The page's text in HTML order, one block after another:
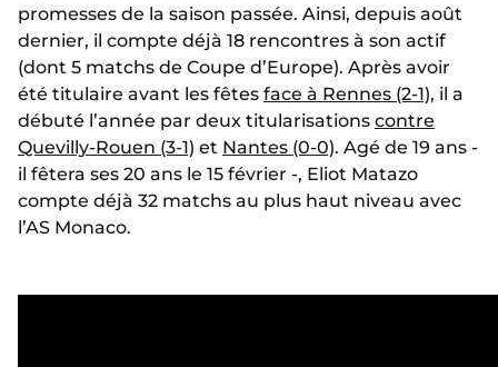
promesses de la saison passée. Ainsi, depuis août
dernier, il compte déjà 18 rencontres à son actif
(dont 5 matchs de Coupe d’Europe). Après avoir
été titulaire avant les fêtes face à Rennes (2-1), il a
débuté l’année par deux titularisations contre
Quevilly-Rouen (3-1) et Nantes (0-0). Agé de 19 ans -
il fêtera ses 20 ans le 15 février -, Eliot Matazo
compte déjà 32 matchs au plus haut niveau avec
l’AS Monaco.